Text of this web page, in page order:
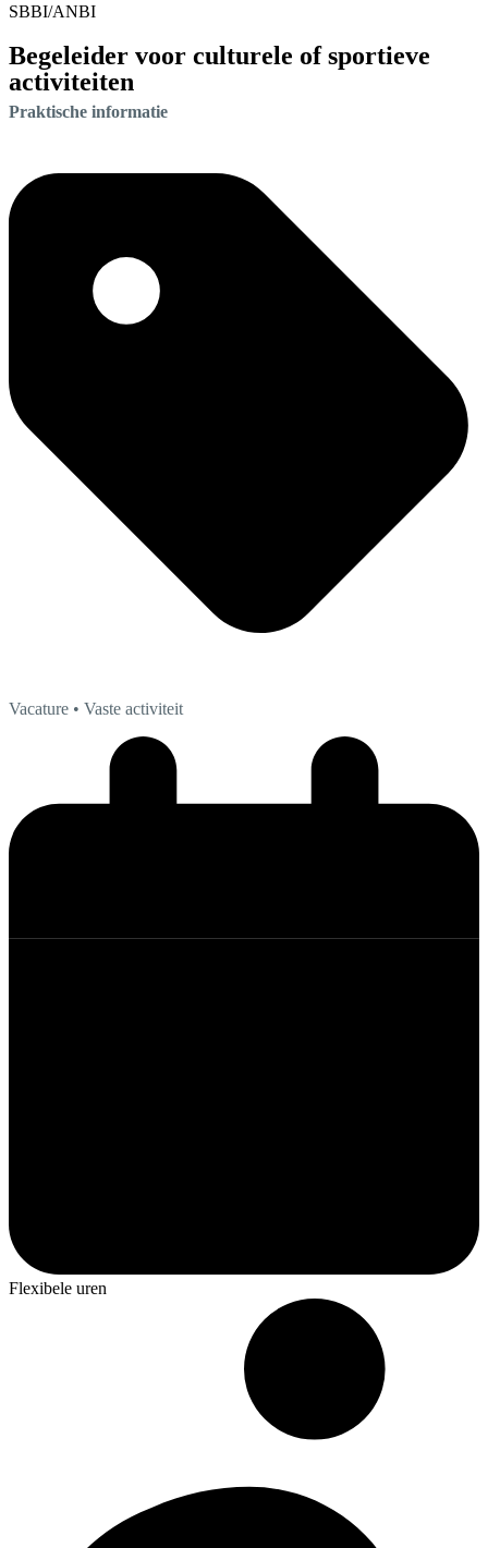
SBBI/ANBI
Begeleider voor culturele of sportieve
activiteiten
Praktische informatie
Vacature • Vaste activiteit
Flexibele uren